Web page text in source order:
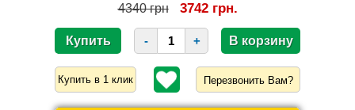
4340 грн 3742 грн.
- +
Перезвонить Вам?